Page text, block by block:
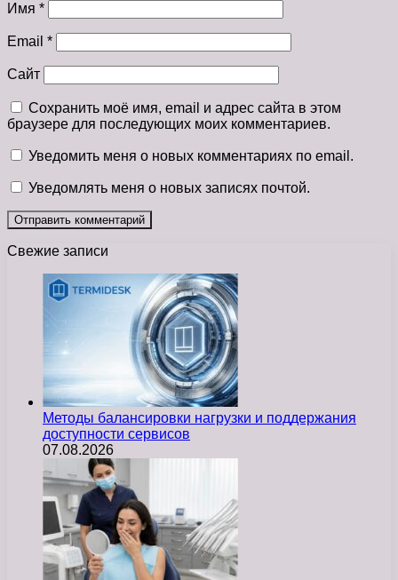
Имя *
Email *
Сайт
Сохранить моё имя, email и адрес сайта в этом
браузере для последующих моих комментариев.
Уведомить меня о новых комментариях по email.
Уведомлять меня о новых записях почтой.
Свежие записи
Методы балансировки нагрузки и поддержания
доступности сервисов
07.08.2026